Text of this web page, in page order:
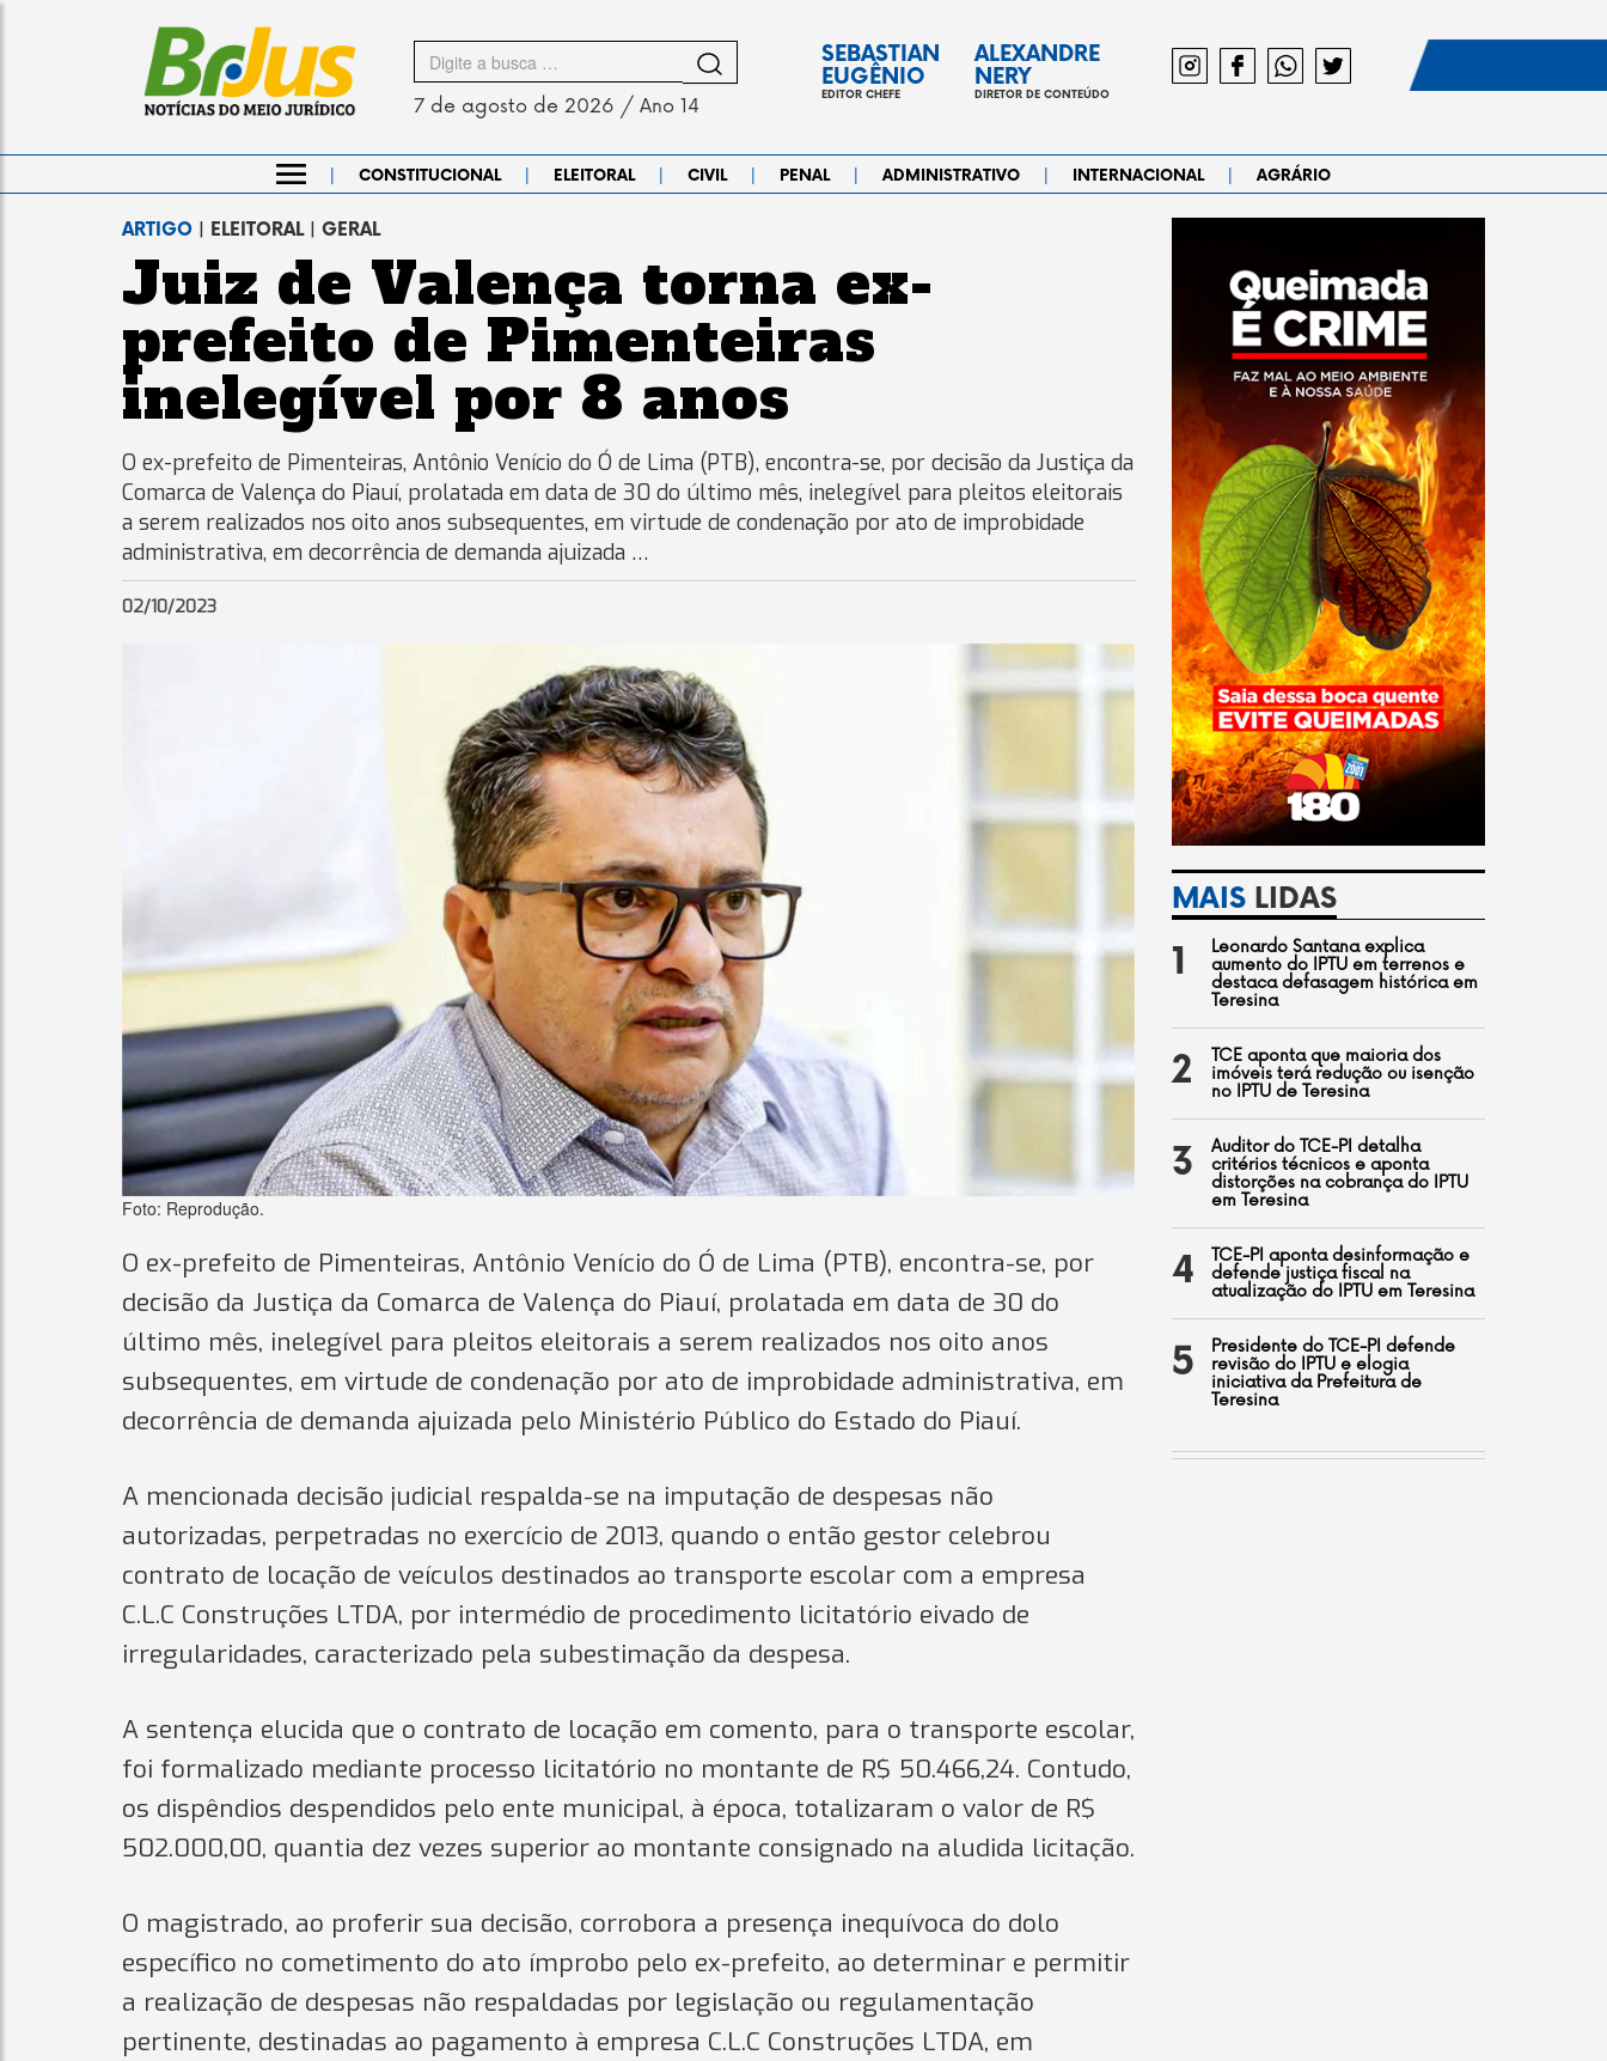
Search
for
7 de agosto de 2026 / Ano 14
SEBASTIAN
EUGÊNIO
EDITOR CHEFE
ALEXANDRE
NERY
DIRETOR DE CONTEÚDO
| CONSTITUCIONAL | ELEITORAL | CIVIL | PENAL | ADMINISTRATIVO | INTERNACIONAL | AGRÁRIO
ARTIGO | ELEITORAL | GERAL
Juiz de Valença torna ex-
prefeito de Pimenteiras
inelegível por 8 anos
O ex-prefeito de Pimenteiras, Antônio Venício do Ó de Lima (PTB), encontra-se, por decisão da Justiça da
Comarca de Valença do Piauí, prolatada em data de 30 do último mês, inelegível para pleitos eleitorais
a serem realizados nos oito anos subsequentes, em virtude de condenação por ato de improbidade
administrativa, em decorrência de demanda ajuizada …
02/10/2023
Foto: Reprodução.
O ex-prefeito de Pimenteiras, Antônio Venício do Ó de Lima (PTB), encontra-se, por
decisão da Justiça da Comarca de Valença do Piauí, prolatada em data de 30 do
último mês, inelegível para pleitos eleitorais a serem realizados nos oito anos
subsequentes, em virtude de condenação por ato de improbidade administrativa, em
decorrência de demanda ajuizada pelo Ministério Público do Estado do Piauí.
A mencionada decisão judicial respalda-se na imputação de despesas não
autorizadas, perpetradas no exercício de 2013, quando o então gestor celebrou
contrato de locação de veículos destinados ao transporte escolar com a empresa
C.L.C Construções LTDA, por intermédio de procedimento licitatório eivado de
irregularidades, caracterizado pela subestimação da despesa.
A sentença elucida que o contrato de locação em comento, para o transporte escolar,
foi formalizado mediante processo licitatório no montante de R$ 50.466,24. Contudo,
os dispêndios despendidos pelo ente municipal, à época, totalizaram o valor de R$
502.000,00, quantia dez vezes superior ao montante consignado na aludida licitação.
O magistrado, ao proferir sua decisão, corrobora a presença inequívoca do dolo
específico no cometimento do ato ímprobo pelo ex-prefeito, ao determinar e permitir
a realização de despesas não respaldadas por legislação ou regulamentação
pertinente, destinadas ao pagamento à empresa C.L.C Construções LTDA, em
MAISLIDAS
1
Leonardo Santana explica
aumento do IPTU em terrenos e
destaca defasagem histórica em
Teresina
2
TCE aponta que maioria dos
imóveis terá redução ou isenção
no IPTU de Teresina
3
Auditor do TCE-PI detalha
critérios técnicos e aponta
distorções na cobrança do IPTU
em Teresina
4
TCE-PI aponta desinformação e
defende justiça fiscal na
atualização do IPTU em Teresina
5
Presidente do TCE-PI defende
revisão do IPTU e elogia
iniciativa da Prefeitura de
Teresina